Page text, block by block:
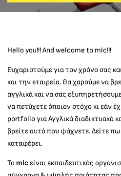
Hello you!!! And welcome to mlc!!!
Ευχαριστούμε για τον χρόνο σας
και την εταιρεία. Θα χαρούμε να
αγγλικά και να σας
να πετύχετε όποιον στόχο κι εάν
portfolio για Αγγλικά διαδικτυακά
βρείτε αυτό που ψάχνετε. Δείτε
καταφέρει.
Το mlc είναι εκπαιδευτικός